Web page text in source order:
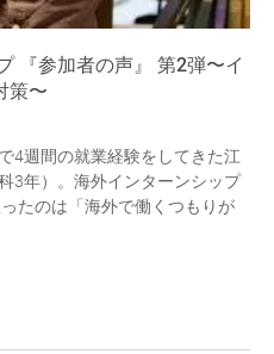
『参加者の声』 第2弾〜イ
策〜
4週間の就業経験をしてきた江
3年）。海外インターンシップ
たのは「海外で働くつもりが